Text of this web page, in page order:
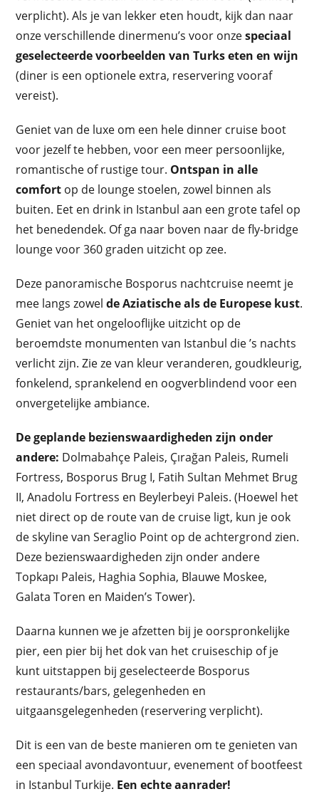
verplicht). Als je van lekker eten houdt, kijk dan naar
onze verschillende dinermenu’s voor onzespeciaal
geselecteerde voorbeelden van Turks eten en wijn
(diner is een optionele extra, reservering vooraf
vereist).
Geniet van de luxe om een hele dinner cruise boot
voor jezelf te hebben, voor een meer persoonlijke,
romantische of rustige tour. Ontspan in alle
comfort op de lounge stoelen, zowel binnen als
buiten. Eet en drink in Istanbul aan een grote tafel op
het benedendek. Of ga naar boven naar de fly-bridge
lounge voor 360 graden uitzicht op zee.
Deze panoramische Bosporus nachtcruise neemt je
mee langs zowelde Aziatische als de Europese kust.
Geniet van het ongelooflijke uitzicht op de
beroemdste monumenten van Istanbul die ’s nachts
verlicht zijn. Zie ze van kleur veranderen, goudkleurig,
fonkelend, sprankelend en oogverblindend voor een
onvergetelijke ambiance.
De geplande bezienswaardigheden zijn onder
andere: Dolmabahçe Paleis, Çırağan Paleis, Rumeli
Fortress, Bosporus Brug I, Fatih Sultan Mehmet Brug
II,Anadolu Fortress en Beylerbeyi Paleis. (Hoewel het
niet direct op de route van de cruise ligt, kun je ook
de skyline vanSeraglio Point op de achtergrond zien.
Deze bezienswaardigheden zijn onder andere
Topkapı Paleis, Haghia Sophia, Blauwe Moskee,
Galata Toren en Maiden’s Tower).
Daarna kunnen we je afzetten bij je oorspronkelijke
pier, een pier bij het dok van het cruiseschip of je
kunt uitstappen bij geselecteerde Bosporus
restaurants/bars, gelegenheden en
uitgaansgelegenheden (reservering verplicht).
Dit is een van de beste manieren om te genieten van
een speciaal avondavontuur, evenement of bootfeest
in Istanbul Turkije. Een echte aanrader!